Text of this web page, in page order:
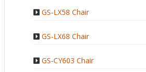
GS-LX58 Chair
GS-LX68 Chair
GS-CY603 Chair